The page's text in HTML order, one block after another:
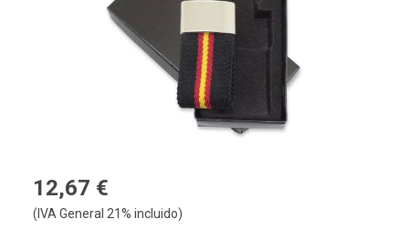
12,67 €
(IVA General 21% incluido)